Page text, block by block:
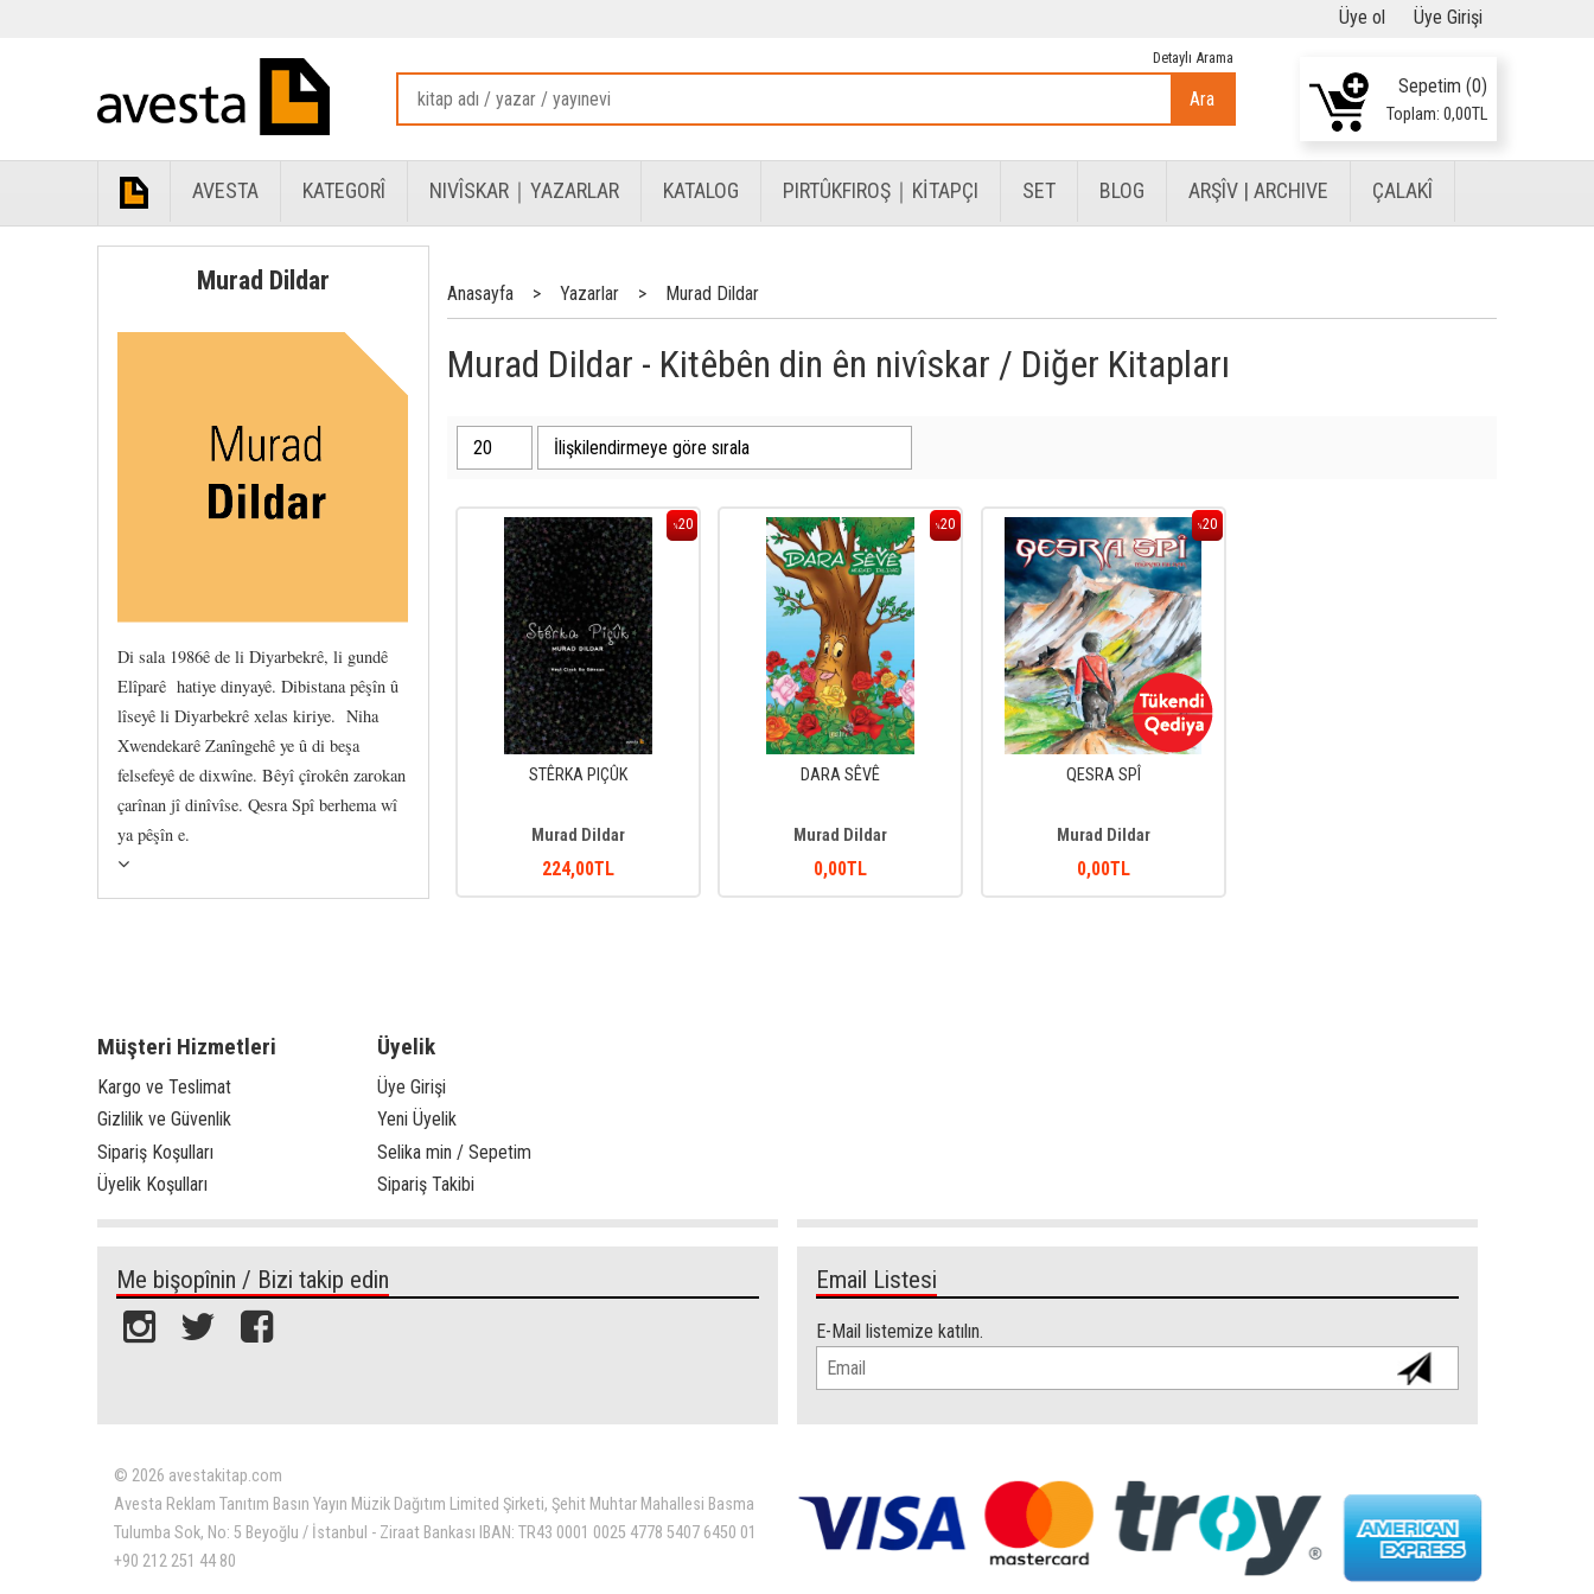
Üye ol Üye Girişi
Ara
Detaylı Arama
Sepetim (0)
Toplam: 0,00TL
AVESTA KATEGORÎ NIVÎSKAR｜YAZARLAR KATALOG PIRTÛKFIROŞ｜KİTAPÇI SET BLOG ARŞÎV | ARCHIVE ÇALAKÎ
Murad Dildar
Di sala 1986ê de li Diyarbekrê, li gundê
Elîparê hatiye dinyayê. Dibistana pêşîn û
lîseyê li Diyarbekrê xelas kiriye. Niha
Xwendekarê Zanîngehê ye û di beşa
felsefeyê de dixwîne. Bêyî çîrokên zarokan
çarînan jî dinîvîse. Qesra Spî berhema wî
ya pêşîn e.
Anasayfa > Yazarlar > Murad Dildar
Murad Dildar - Kitêbên din ên nivîskar / Diğer Kitapları
%20
STÊRKA PIÇÛK
Murad Dildar
224,00TL
%20
DARA SÊVÊ
Murad Dildar
0,00TL
%20
QESRA SPÎ
Murad Dildar
0,00TL
Müşteri Hizmetleri
Kargo ve Teslimat
Gizlilik ve Güvenlik
Sipariş Koşulları
Üyelik Koşulları
Üyelik
Üye Girişi
Yeni Üyelik
Selika min / Sepetim
Sipariş Takibi
Me bişopînin / Bizi takip edin Email Listesi
E-Mail listemize katılın.
© 2026 avestakitap.com
Avesta Reklam Tanıtım Basın Yayın Müzik Dağıtım Limited Şirketi, Şehit Muhtar Mahallesi Basma
Tulumba Sok, No: 5 Beyoğlu / İstanbul - Ziraat Bankası IBAN: TR43 0001 0025 4778 5407 6450 01
+90 212 251 44 80